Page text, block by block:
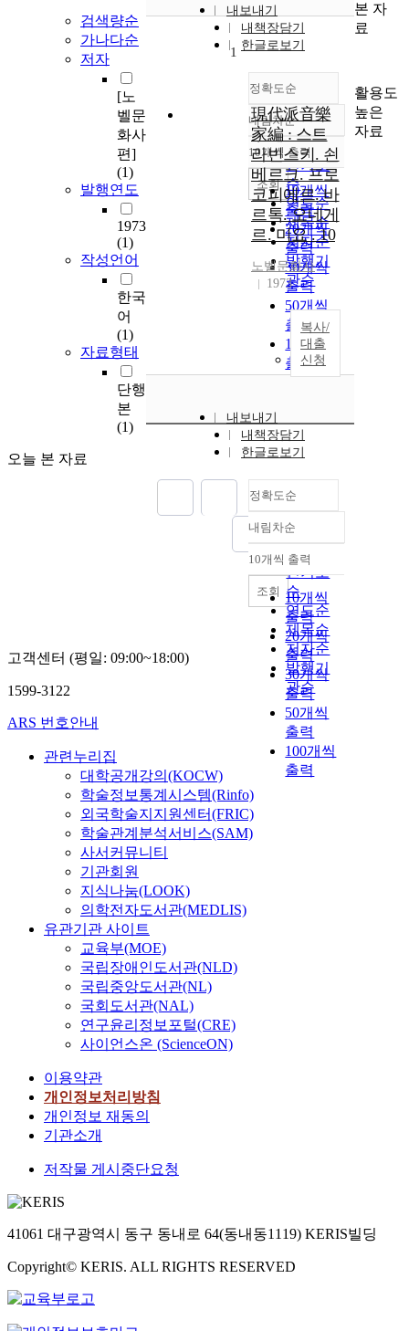
검색량순
가나다순
저자
[노
벨문
화사
편]
(1)
발행연도
1973
(1)
작성언어
한국
어
(1)
자료형태
단행
본
(1)
오늘 본 자료
내보내기
내책장담기
한글로보기
정확도순
정확도
순
인기도
순
연도순
제목순
저자순
발행기
관순
내림차순
내림차순
10개씩 출력
10개씩
출력
20개씩
출력
30개씩
출력
50개씩
출력
100개씩
출력
조회
1
現代派音樂
家編 : 스트
라빈스키. 쇤
베르크. 프로
코피에르. 바
르톡. 오네게
르. 미요 . 10
노벨문화사
1973
복사/
대출
신청
내보내기
내책장담기
한글로보기
정확도순
정확도
순
인기도
순
연도순
제목순
저자순
발행기
관순
내림차순
내림차순
10개씩 출력
10개씩
출력
20개씩
출력
30개씩
출력
50개씩
출력
100개씩
출력
조회
본 자
료
활용도
높은
자료
고객센터 (평일: 09:00~18:00)
1599-3122
ARS 번호안내
관련누리집
대학공개강의(KOCW)
학술정보통계시스템(Rinfo)
외국학술지지원센터(FRIC)
학술관계분석서비스(SAM)
사서커뮤니티
기관회원
지식나눔(LOOK)
의학전자도서관(MEDLIS)
유관기관 사이트
교육부(MOE)
국립장애인도서관(NLD)
국립중앙도서관(NL)
국회도서관(NAL)
연구윤리정보포털(CRE)
사이언스온 (ScienceON)
이용약관
개인정보처리방침
개인정보 재동의
기관소개
저작물 게시중단요청
41061 대구광역시 동구 동내로 64(동내동1119) KERIS빌딩
Copyright© KERIS. ALL RIGHTS RESERVED